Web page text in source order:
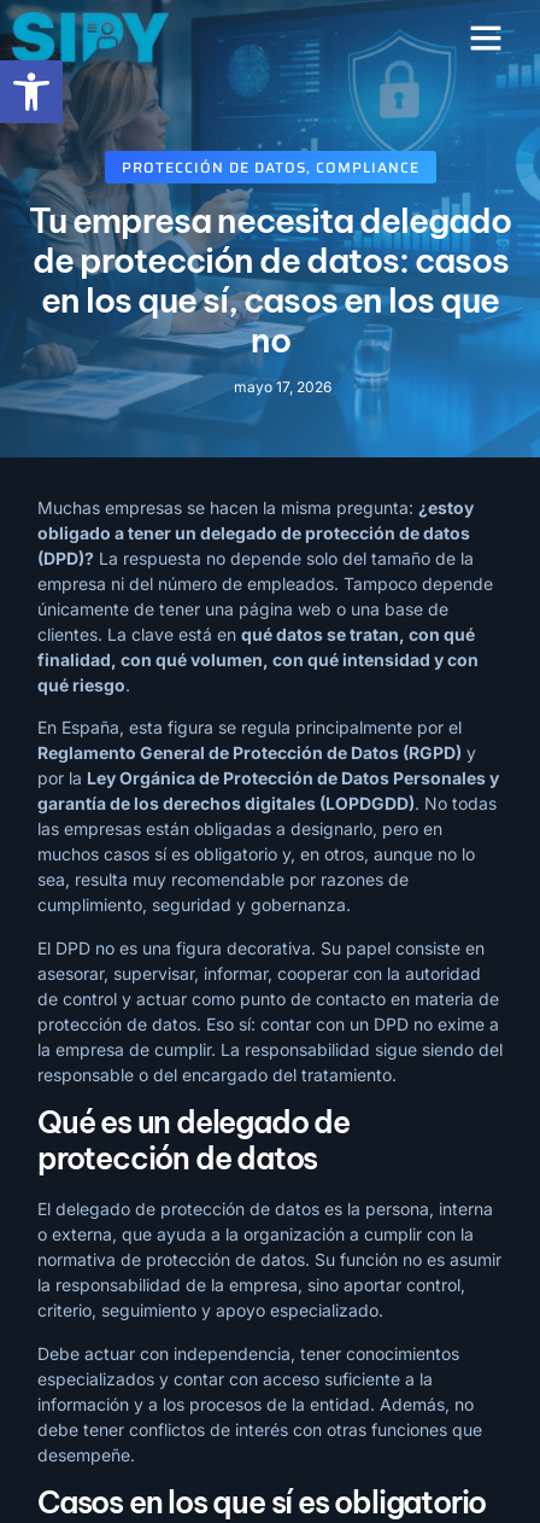
contenido
PROTECCIÓN DE DATOS, COMPLIANCE
Tu empresa necesita delegado
de protección de datos: casos
en los que sí, casos en los que
no
mayo 17, 2026
Muchas empresas se hacen la misma pregunta: ¿estoy
obligado a tener un delegado de protección de datos
(DPD)? La respuesta no depende solo del tamaño de la
empresa ni del número de empleados. Tampoco depende
únicamente de tener una página web o una base de
clientes. La clave está en qué datos se tratan, con qué
finalidad, con qué volumen, con qué intensidad y con
qué riesgo.
En España, esta figura se regula principalmente por el
Reglamento General de Protección de Datos (RGPD) y
por la Ley Orgánica de Protección de Datos Personales y
garantía de los derechos digitales (LOPDGDD). No todas
las empresas están obligadas a designarlo, pero en
muchos casos sí es obligatorio y, en otros, aunque no lo
sea, resulta muy recomendable por razones de
cumplimiento, seguridad y gobernanza.
El DPD no es una figura decorativa. Su papel consiste en
asesorar, supervisar, informar, cooperar con la autoridad
de control y actuar como punto de contacto en materia de
protección de datos. Eso sí: contar con un DPD no exime a
la empresa de cumplir. La responsabilidad sigue siendo del
responsable o del encargado del tratamiento.
Qué es un delegado de
protección de datos
El delegado de protección de datos es la persona, interna
o externa, que ayuda a la organización a cumplir con la
normativa de protección de datos. Su función no es asumir
la responsabilidad de la empresa, sino aportar control,
criterio, seguimiento y apoyo especializado.
Debe actuar con independencia, tener conocimientos
especializados y contar con acceso suficiente a la
información y a los procesos de la entidad. Además, no
debe tener conflictos de interés con otras funciones que
desempeñe.
Casos en los que sí es obligatorio
Abrir barra de herramientas